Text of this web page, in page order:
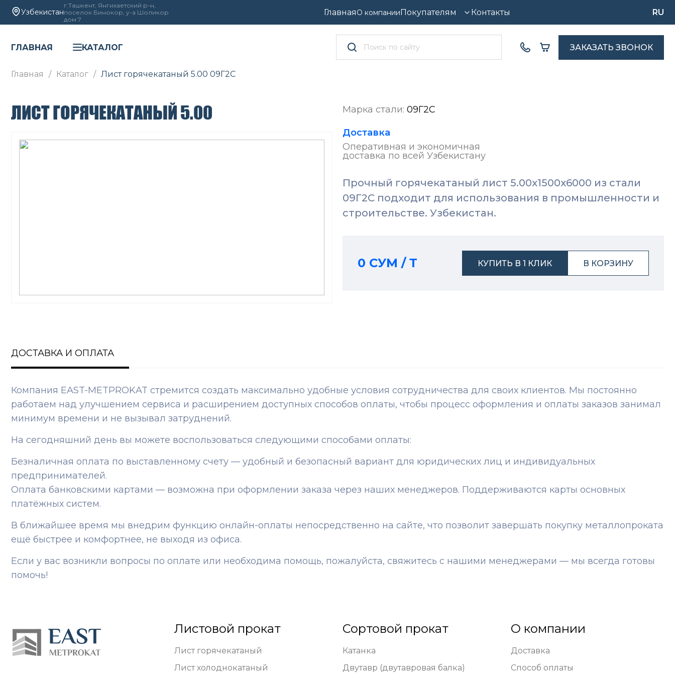
Узбекистан
г.Ташкент, Янгихаетский р-н,
поселок Бинокор, у-а Шоликор
дом 7
ГлавнаяО компанииПокупателям Контакты RU
ГЛАВНАЯ КАТАЛОГ ЗАКАЗАТЬ ЗВОНОК
Главная Каталог Лист горячекатаный 5.00 09Г2С
ЛИСТ ГОРЯЧЕКАТАНЫЙ 5.00 Марка стали: 09Г2С
Доставка
Оперативная и экономичная
доставка по всей Узбекистану
Прочный горячекатаный лист 5.00x1500x6000 из стали
09Г2С подходит для использования в промышленности и
строительстве. Узбекистан.
0 СУМ / Т КУПИТЬ В 1 КЛИК В КОРЗИНУ
ДОСТАВКА И ОПЛАТА
Компания EAST-METPROKAT стремится создать максимально удобные условия сотрудничества для своих клиентов. Мы постоянно
работаем над улучшением сервиса и расширением доступных способов оплаты, чтобы процесс оформления и оплаты заказов занимал
минимум времени и не вызывал затруднений.
На сегодняшний день вы можете воспользоваться следующими способами оплаты:
Безналичная оплата по выставленному счету — удобный и безопасный вариант для юридических лиц и индивидуальных
предпринимателей.
Оплата банковскими картами — возможна при оформлении заказа через наших менеджеров. Поддерживаются карты основных
платёжных систем.
В ближайшее время мы внедрим функцию онлайн-оплаты непосредственно на сайте, что позволит завершать покупку металлопроката
ещё быстрее и комфортнее, не выходя из офиса.
Если у вас возникли вопросы по оплате или необходима помощь, пожалуйста, свяжитесь с нашими менеджерами — мы всегда готовы
помочь!
Листовой прокат
Лист горячекатаный
Лист холоднокатаный
Сортовой прокат
Катанка
Двутавр (двутавровая балка)
О компании
Доставка
Способ оплаты